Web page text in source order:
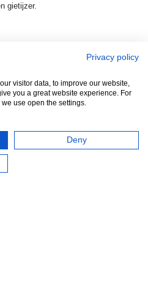
gietijzer.
info@feramotools.nl
Privacy policy
visitor data, to improve our website,
you a great website experience. For
use open the settings.
Deny